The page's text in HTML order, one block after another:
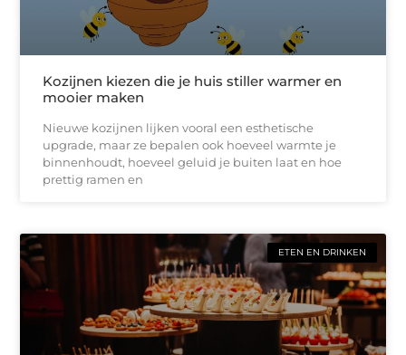
Kozijnen kiezen die je huis stiller warmer en
mooier maken
Nieuwe kozijnen lijken vooral een esthetische
upgrade, maar ze bepalen ook hoeveel warmte je
binnenhoudt, hoeveel geluid je buiten laat en hoe
prettig ramen en
ETEN EN DRINKEN